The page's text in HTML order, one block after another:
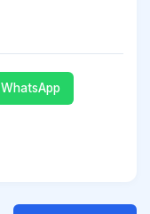
WhatsApp